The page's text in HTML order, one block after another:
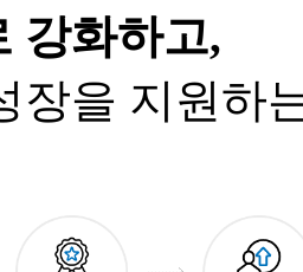
강화하고,
장을 지원하